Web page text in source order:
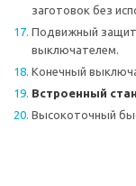
заготовок без
Подвижный
выключателем.
Конечный
Встроенный
Высокоточный